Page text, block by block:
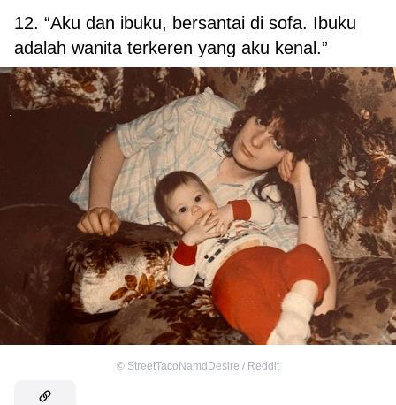
12. “Aku dan ibuku, bersantai di sofa. Ibuku
adalah wanita terkeren yang aku kenal.”
© StreetTacoNamdDesire / Reddit